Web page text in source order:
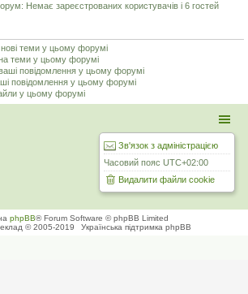
Немає зареєстрованих користувачів і 6 гостей
теми у цьому форумі
на теми у цьому форумі
повідомлення у цьому форумі
повідомлення у цьому форумі
у цьому форумі
Зв'язок з адміністрацією
Часовий пояс UTC+02:00
Видалити файли cookie
phpBB® Forum Software © phpBB Limited
© 2005-2019
Українська підтримка phpBB